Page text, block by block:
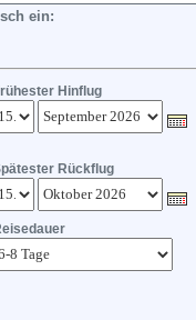
ein:
Hinflug
Rückflug